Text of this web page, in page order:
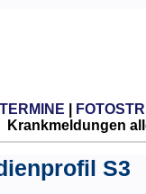
TERMINE
Krankmeldungen
S3